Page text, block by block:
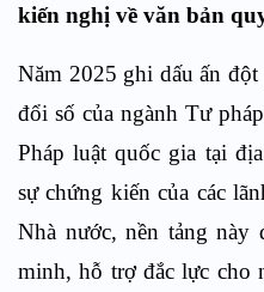
kiến nghị về văn bản
Năm 2025 ghi dấu ấn
đổi số của ngành Tư
Pháp luật quốc gia tại
sự chứng kiến của các
Nhà nước, nền tảng này
minh, hỗ trợ đắc lực cho